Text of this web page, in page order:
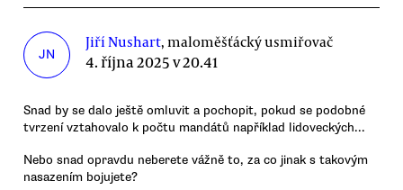
JN
Jiří Nushart, maloměšťácký usmiřovač
4. října 2025 v 20.41
Snad by se dalo ještě omluvit a pochopit, pokud se podobné
tvrzení vztahovalo k počtu mandátů například lidoveckých...
Nebo snad opravdu neberete vážně to, za co jinak s takovým
nasazením bojujete?